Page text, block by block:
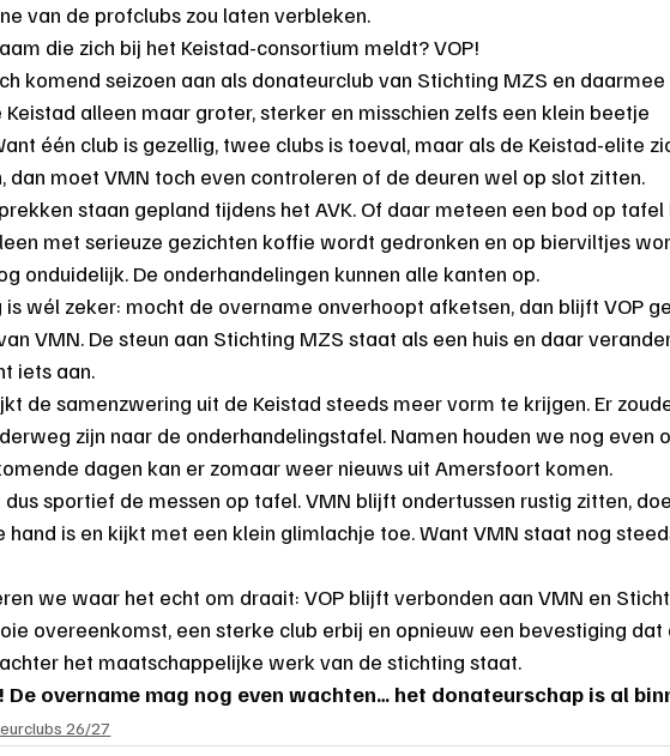
van de profclubs zou laten verbleken.
die zich bij het Keistad-consortium meldt? VOP!
komend seizoen aan als donateurclub van Stichting MZS en
alleen maar groter, sterker en misschien zelfs een klein beetje
één club is gezellig, twee clubs is toeval, maar als de Keistad-elite
dan moet VMN toch even controleren of de deuren wel op slot zitten.
staan gepland tijdens het AVK. Of daar meteen een bod op tafel
met serieuze gezichten koffie wordt gedronken en op bierviltjes
onduidelijk. De onderhandelingen kunnen alle kanten op.
is wél zeker: mocht de overname onverhoopt afketsen, dan blijft VOP
VMN. De steun aan Stichting MZS staat als een huis en daar
iets aan.
de samenzwering uit de Keistad steeds meer vorm te krijgen. Er
zijn naar de onderhandelingstafel. Namen houden we nog even
dagen kan er zomaar weer nieuws uit Amersfoort komen.
dus sportief de messen op tafel. VMN blijft ondertussen rustig zitten,
hand is en kijkt met een klein glimlachje toe. Want VMN staat nog
we waar het echt om draait: VOP blijft verbonden aan VMN en
overeenkomst, een sterke club erbij en opnieuw een bevestiging dat
het maatschappelijke werk van de stichting staat.
De overname mag nog even wachten… het donateurschap is al
26/27